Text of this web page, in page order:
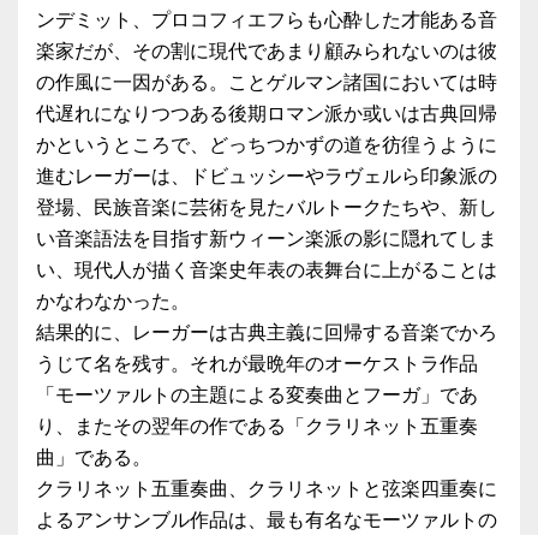
ンデミット、プロコフィエフらも心酔した才能ある音
楽家だが、その割に現代であまり顧みられないのは彼
の作風に一因がある。ことゲルマン諸国においては時
代遅れになりつつある後期ロマン派か或いは古典回帰
かというところで、どっちつかずの道を彷徨うように
進むレーガーは、ドビュッシーやラヴェルら印象派の
登場、民族音楽に芸術を見たバルトークたちや、新し
い音楽語法を目指す新ウィーン楽派の影に隠れてしま
い、現代人が描く音楽史年表の表舞台に上がることは
かなわなかった。
結果的に、レーガーは古典主義に回帰する音楽でかろ
うじて名を残す。それが最晩年のオーケストラ作品
「モーツァルトの主題による変奏曲とフーガ」であ
り、またその翌年の作である「クラリネット五重奏
曲」である。
クラリネット五重奏曲、クラリネットと弦楽四重奏に
よるアンサンブル作品は、最も有名なモーツァルトの